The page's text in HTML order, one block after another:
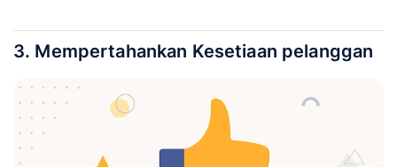
3. Mempertahankan Kesetiaan pelanggan